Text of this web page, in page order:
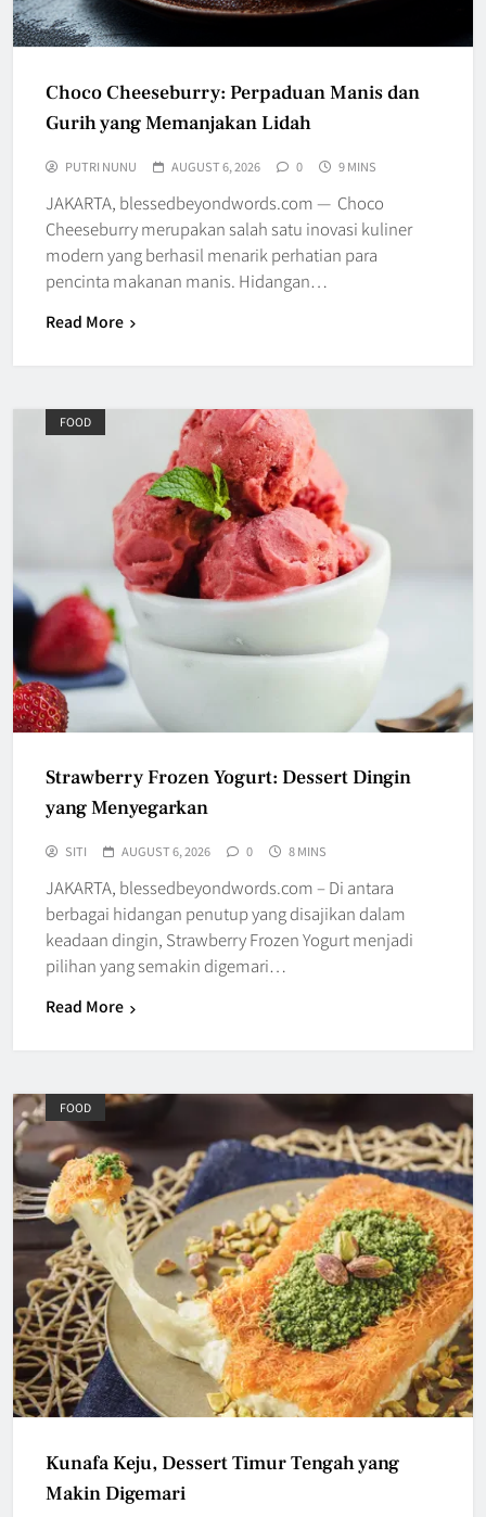
Choco Cheeseburry: Perpaduan Manis dan
Gurih yang Memanjakan Lidah
PUTRI NUNU AUGUST 6, 2026 0 9 MINS
JAKARTA, blessedbeyondwords.com — Choco
Cheeseburry merupakan salah satu inovasi kuliner
modern yang berhasil menarik perhatian para
pencinta makanan manis. Hidangan…
Read More
FOOD
Strawberry Frozen Yogurt: Dessert Dingin
yang Menyegarkan
SITI AUGUST 6, 2026 0 8 MINS
JAKARTA, blessedbeyondwords.com – Di antara
berbagai hidangan penutup yang disajikan dalam
keadaan dingin, Strawberry Frozen Yogurt menjadi
pilihan yang semakin digemari…
Read More
FOOD
Kunafa Keju, Dessert Timur Tengah yang
Makin Digemari